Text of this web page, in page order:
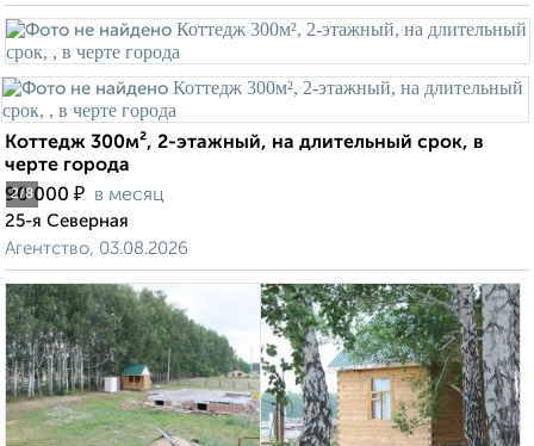
2/8
Коттедж 300м², 2-этажный, на длительный срок, в
черте города
90 000 ₽ в месяц
25-я Северная
Агентство, 03.08.2026